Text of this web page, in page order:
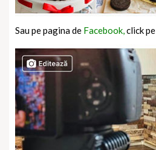
Sau pe pagina de Facebook,click